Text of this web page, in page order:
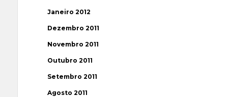
Janeiro 2012
Dezembro 2011
Novembro 2011
Outubro 2011
Setembro 2011
Agosto 2011